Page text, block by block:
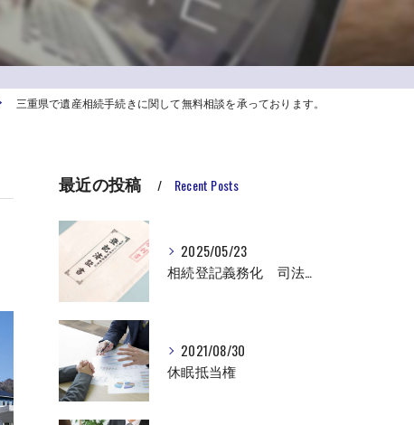
三重県で遺産相続手続きに関して無料相談を承っております。
最近の投稿 Recent Posts
2025/05/23
相続登記義務化 司法書士行政書士中村事務所 対応可能エリア 大台町 松阪市 明和町 伊勢市 津市
2021/08/30
休眠抵当権